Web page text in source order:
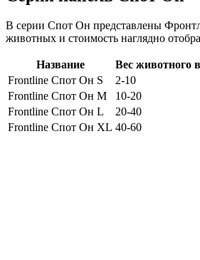
В серии Спот Он представлены
животных и стоимость наглядно
Название Вес животного
Frontline Спот Он S
2-10
Frontline Спот Он M
10-20
Frontline Спот Он L
20-40
Frontline Спот Он XL 40-60